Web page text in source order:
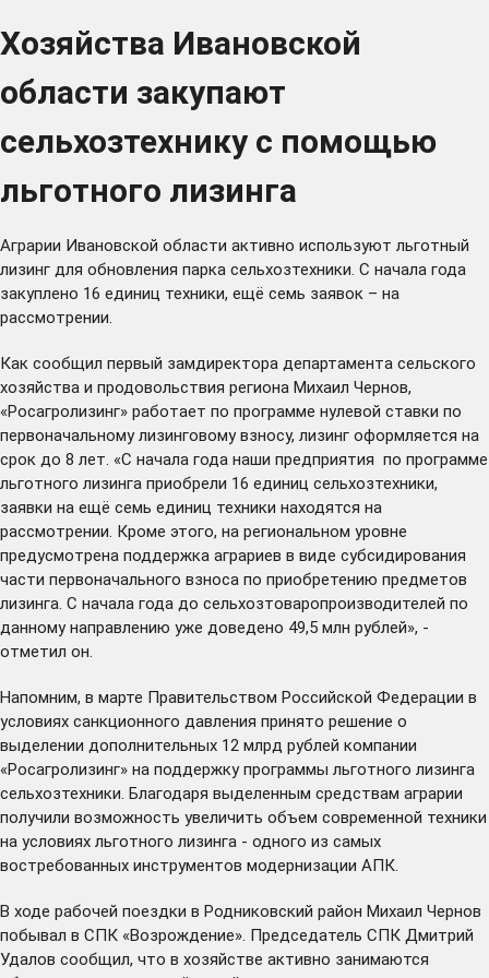
Хозяйства Ивановской
области закупают
сельхозтехнику с помощью
льготного лизинга
Аграрии Ивановской области активно используют льготный
лизинг для обновления парка сельхозтехники. С начала года
закуплено 16 единиц техники, ещё семь заявок – на
рассмотрении.
Как сообщил первый замдиректора департамента сельского
хозяйства и продовольствия региона Михаил Чернов,
«Росагролизинг» работает по программе нулевой ставки по
первоначальному лизинговому взносу, лизинг оформляется на
срок до 8 лет. «С начала года наши предприятия по программе
льготного лизинга приобрели 16 единиц сельхозтехники,
заявки на ещё семь единиц техники находятся на
рассмотрении. Кроме этого, на региональном уровне
предусмотрена поддержка аграриев в виде субсидирования
части первоначального взноса по приобретению предметов
лизинга. С начала года до сельхозтоваропроизводителей по
данному направлению уже доведено 49,5 млн рублей», -
отметил он.
Напомним, в марте Правительством Российской Федерации в
условиях санкционного давления принято решение о
выделении дополнительных 12 млрд рублей компании
«Росагролизинг» на поддержку программы льготного лизинга
сельхозтехники. Благодаря выделенным средствам аграрии
получили возможность увеличить объем современной техники
на условиях льготного лизинга - одного из самых
востребованных инструментов модернизации АПК.
В ходе рабочей поездки в Родниковский район Михаил Чернов
побывал в СПК «Возрождение». Председатель СПК Дмитрий
Удалов сообщил, что в хозяйстве активно занимаются